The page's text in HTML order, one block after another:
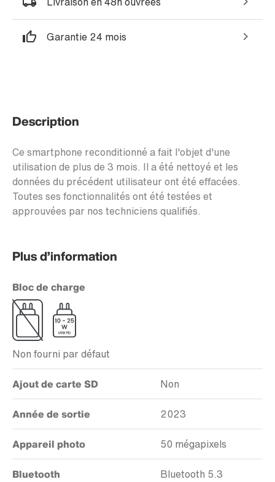
Garantie 24 mois
Description
Ce smartphone reconditionné a fait l'objet d'une
utilisation de plus de 3 mois. Il a été nettoyé et les
données du précédent utilisateur ont été effacées.
Toutes ses fonctionnalités ont été testées et
approuvées par nos techniciens qualifiés.
Plus d’information
Bloc de charge
Non fourni par défaut
Ajout de carte SD Non
Année de sortie 2023
Appareil photo 50 mégapixels
Bluetooth Bluetooth 5.3